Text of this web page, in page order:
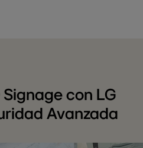
Signage con LG
Avanzada